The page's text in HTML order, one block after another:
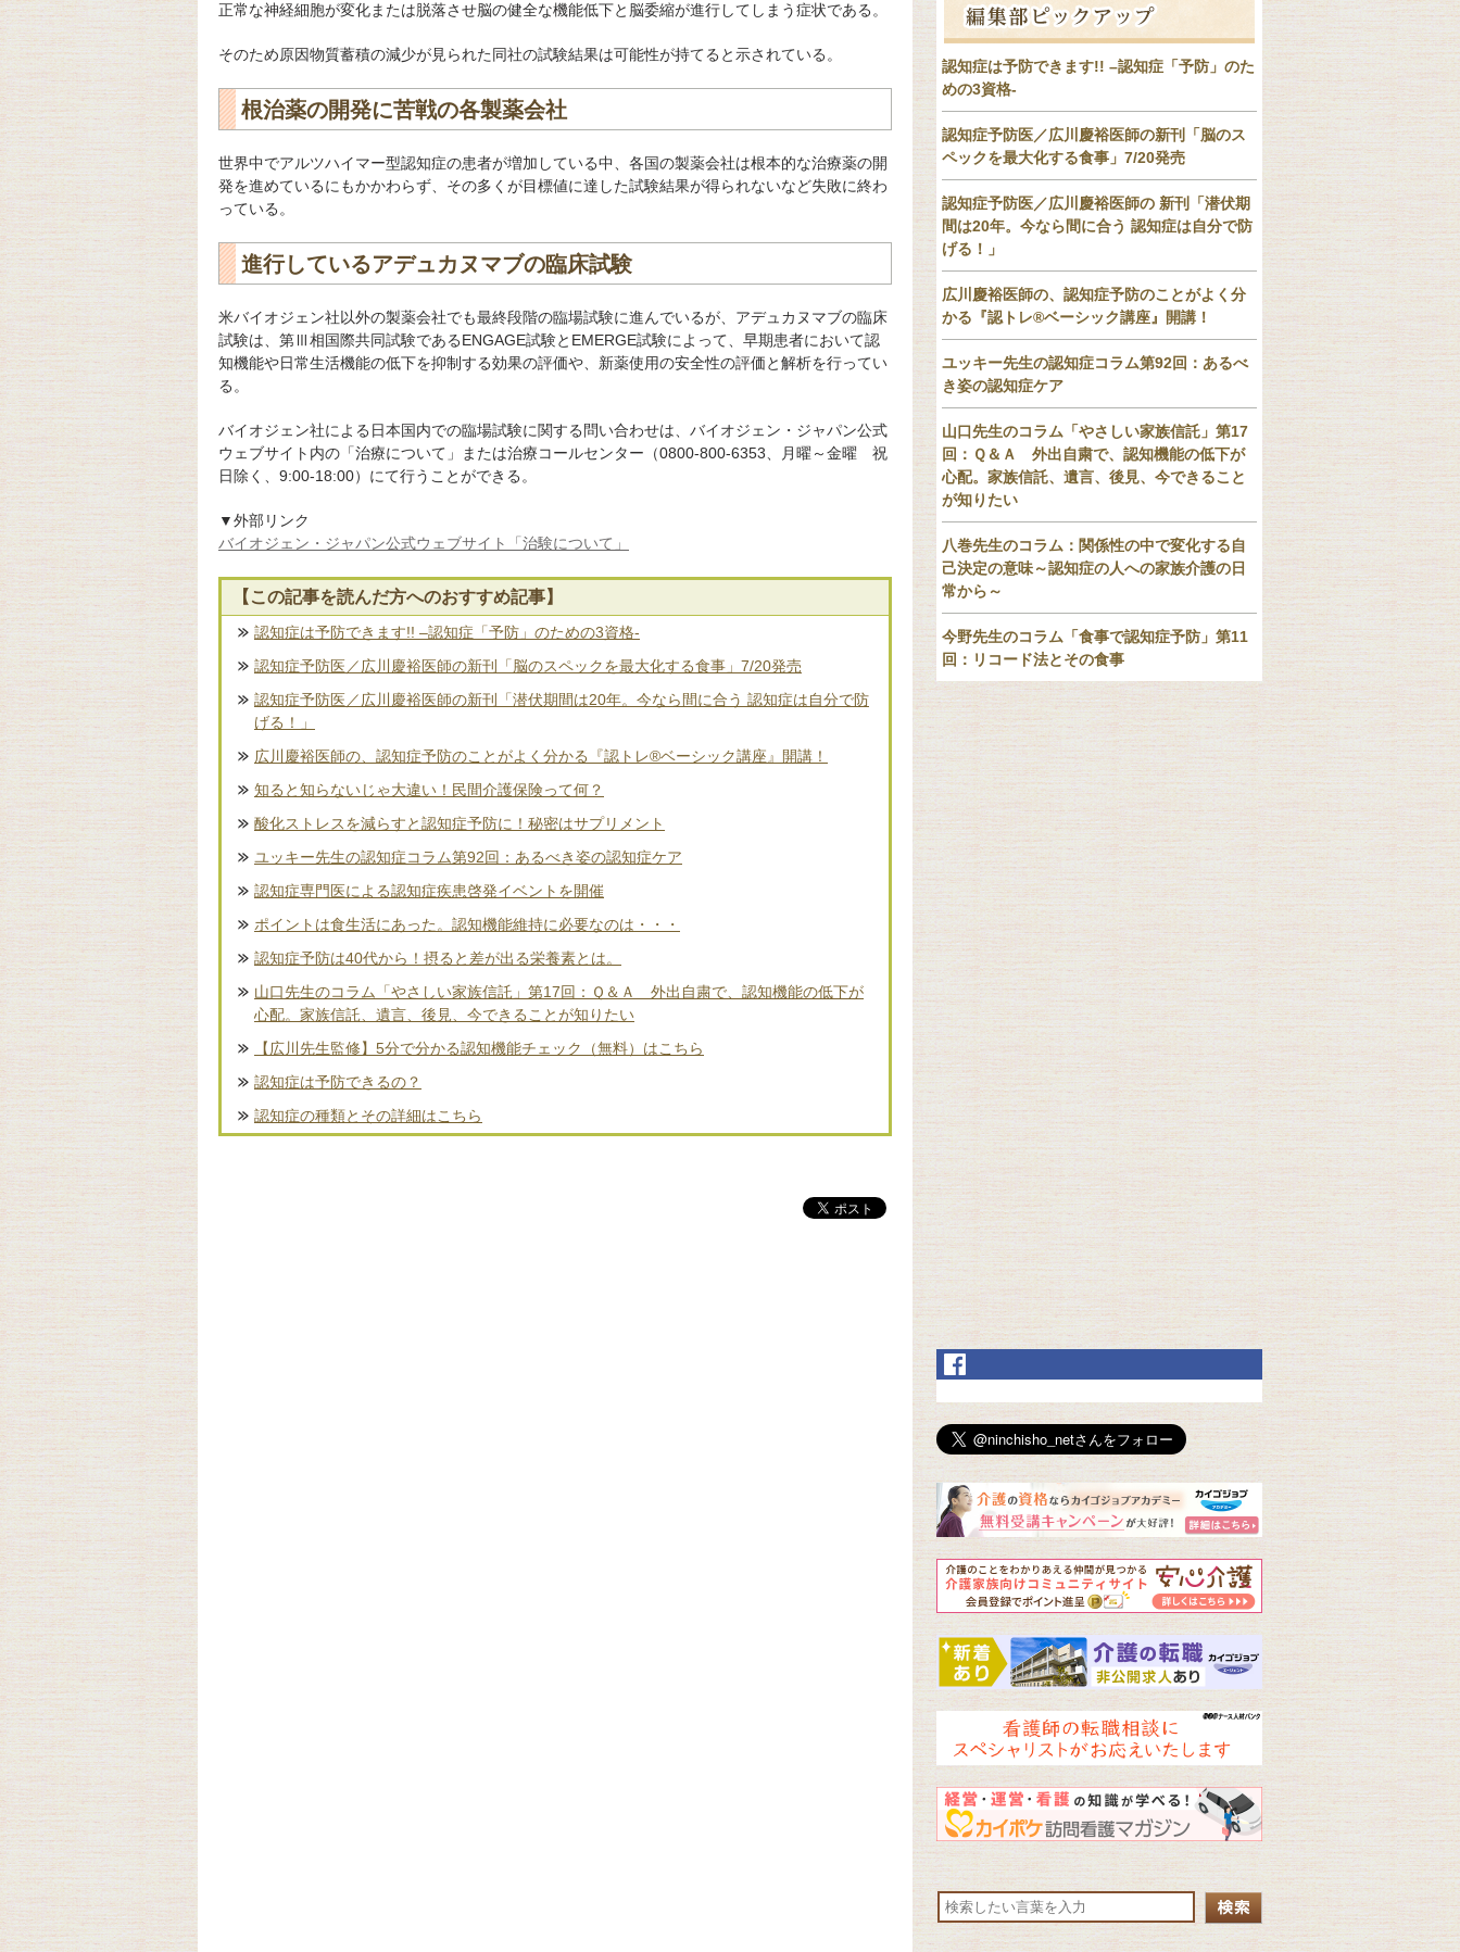
正常な神経細胞が変化または脱落させ脳の健全な機能低下と脳委縮が進行してしまう症状である。
そのため原因物質蓄積の減少が見られた同社の試験結果は可能性が持てると示されている。
根治薬の開発に苦戦の各製薬会社
世界中でアルツハイマー型認知症の患者が増加している中、各国の製薬会社は根本的な治療薬の開
発を進めているにもかかわらず、その多くが目標値に達した試験結果が得られないなど失敗に終わ
っている。
進行しているアデュカヌマブの臨床試験
米バイオジェン社以外の製薬会社でも最終段階の臨場試験に進んでいるが、アデュカヌマブの臨床
試験は、第Ⅲ相国際共同試験であるENGAGE試験とEMERGE試験によって、早期患者において認
知機能や日常生活機能の低下を抑制する効果の評価や、新薬使用の安全性の評価と解析を行ってい
る。
バイオジェン社による日本国内での臨場試験に関する問い合わせは、バイオジェン・ジャパン公式
ウェブサイト内の「治療について」または治療コールセンター（0800-800-6353、月曜～金曜 祝
日除く、9:00-18:00）にて行うことができる。
▼外部リンク
バイオジェン・ジャパン公式ウェブサイト「治験について」
【この記事を読んだ方へのおすすめ記事】
認知症は予防できます!! –認知症「予防」のための3資格-
認知症予防医／広川慶裕医師の新刊「脳のスペックを最大化する食事」7/20発売
認知症予防医／広川慶裕医師の新刊「潜伏期間は20年。今なら間に合う 認知症は自分で防
げる！」
広川慶裕医師の、認知症予防のことがよく分かる『認トレ®️ベーシック講座』開講！
知ると知らないじゃ大違い！民間介護保険って何？
酸化ストレスを減らすと認知症予防に！秘密はサプリメント
ユッキー先生の認知症コラム第92回：あるべき姿の認知症ケア
認知症専門医による認知症疾患啓発イベントを開催
ポイントは食生活にあった。認知機能維持に必要なのは・・・
認知症予防は40代から！摂ると差が出る栄養素とは。
山口先生のコラム「やさしい家族信託」第17回：Ｑ＆Ａ 外出自粛で、認知機能の低下が
心配。家族信託、遺言、後見、今できることが知りたい
【広川先生監修】5分で分かる認知機能チェック（無料）はこちら
認知症は予防できるの？
認知症の種類とその詳細はこちら
認知症は予防できます!! –認知症「予防」のた
めの3資格-
認知症予防医／広川慶裕医師の新刊「脳のス
ペックを最大化する食事」7/20発売
認知症予防医／広川慶裕医師の 新刊「潜伏期
間は20年。今なら間に合う 認知症は自分で防
げる！」
広川慶裕医師の、認知症予防のことがよく分
かる『認トレ®️ベーシック講座』開講！
ユッキー先生の認知症コラム第92回：あるべ
き姿の認知症ケア
山口先生のコラム「やさしい家族信託」第17
回：Ｑ＆Ａ 外出自粛で、認知機能の低下が
心配。家族信託、遺言、後見、今できること
が知りたい
八巻先生のコラム：関係性の中で変化する自
己決定の意味～認知症の人への家族介護の日
常から～
今野先生のコラム「食事で認知症予防」第11
回：リコード法とその食事